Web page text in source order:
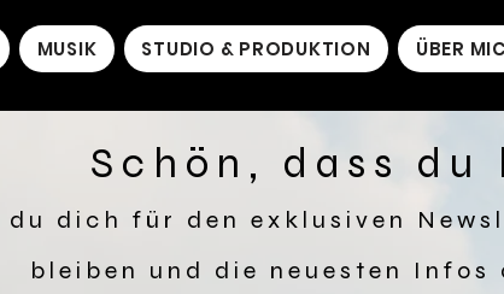
MUSIK STUDIO & PRODUKTION ÜBER
Schön, dass
dich für den exklusiven
bleiben und die neuesten